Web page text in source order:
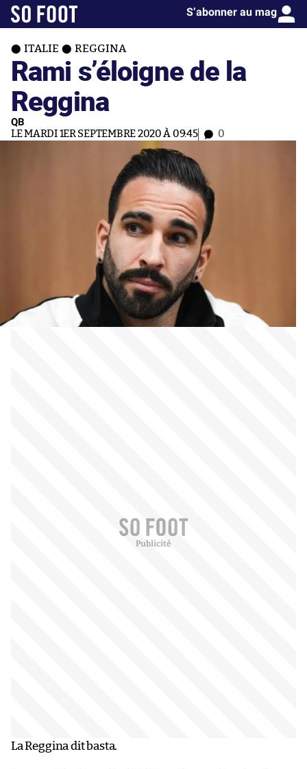
S’abonner au mag
ITALIE REGGINA
Rami s’éloigne de la
Reggina
QB
LE MARDI 1ER SEPTEMBRE 2020 À 09:45 0
La Reggina dit basta.